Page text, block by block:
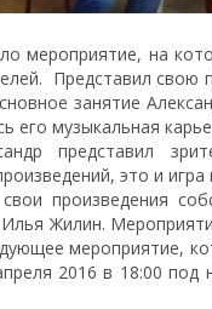
мероприятие, на
Представил свою
занятие
его музыкальная
представил
это и игра
произведения
Илья Жилин.
мероприятие,
2016 в 18:00 под